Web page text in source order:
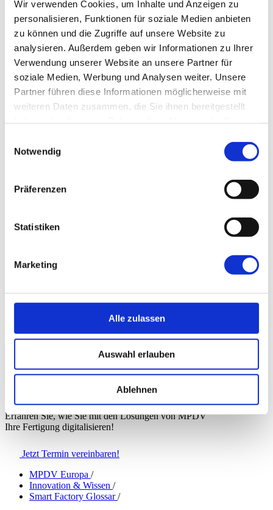
Wir verwenden Cookies, um Inhalte und Anzeigen zu
personalisieren, Funktionen für soziale Medien anbieten
zu können und die Zugriffe auf unsere Website zu
analysieren. Außerdem geben wir Informationen zu Ihrer
Verwendung unserer Website an unsere Partner für
soziale Medien, Werbung und Analysen weiter. Unsere
Partner führen diese Informationen möglicherweise mit
weiteren Daten zusammen, die Sie ihnen bereitgestellt
Notwendig
Präferenzen
Statistiken
Marketing
Alle zulassen
Auswahl erlauben
Ablehnen
Smart Factory Society
Forschung und Lehre
Nachwuchsförderung
MPDV Whitepaper
Publikationen
Smart Factory Glossar
Unternehmen & Referenzen
Unser Engagement
Firmenmagazin
Welttag Smart Factory
Messen & Veranstaltungen
Europa | Deutsch
Erfahren Sie, wie Sie mit den Lösungen von MPDV
Ihre Fertigung digitalisieren!
Jetzt Termin vereinbaren!
MPDV Europa /
Innovation & Wissen /
Smart Factory Glossar /